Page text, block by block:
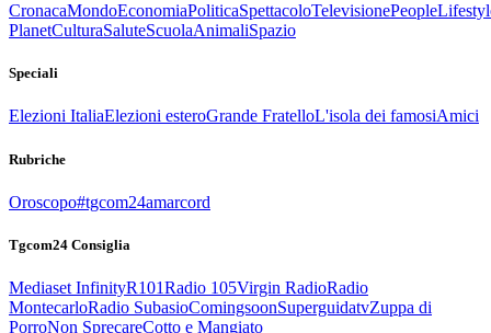
CronacaMondoEconomiaPoliticaSpettacoloTelevisionePeople
PlanetCulturaSaluteScuolaAnimaliSpazio
Speciali
Elezioni ItaliaElezioni esteroGrande FratelloL'isola dei famosiAmici
Rubriche
Oroscopo#tgcom24amarcord
Tgcom24 Consiglia
Mediaset InfinityR101Radio 105Virgin RadioRadio
MontecarloRadio SubasioComingsoonSuperguidatvZuppa di
PorroNon SprecareCotto e Mangiato